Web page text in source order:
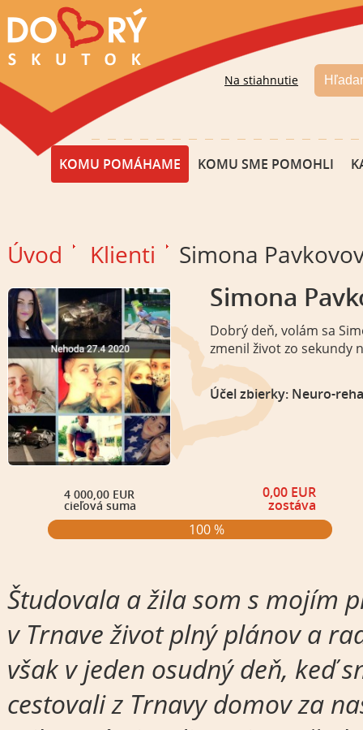
Na stiahnutie
KOMU POMÁHAME KOMU SME POMOHLI
Úvod Klienti Simona
Simona
Dobrý deň, volám sa
zmenil život zo sekundy
Účel zbierky: Neuro-
4 000,00 EUR
cieľová suma
0,00 EUR
zostáva
100 %
Študovala a žila som s mojím
v Trnave život plný plánov a
však v jeden osudný deň, keď
cestovali z Trnavy domov za